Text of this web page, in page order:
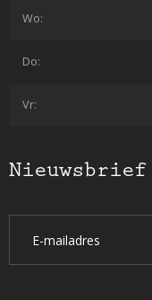
Wo:
Do:
Vr:
Nieuwsbrief